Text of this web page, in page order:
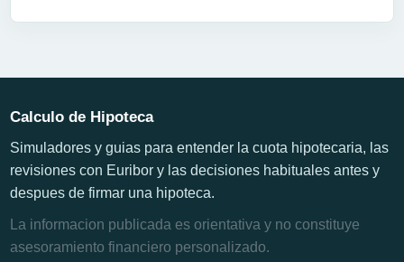
Calculo de Hipoteca
Simuladores y guias para entender la cuota hipotecaria, las
revisiones con Euribor y las decisiones habituales antes y
despues de firmar una hipoteca.
La informacion publicada es orientativa y no constituye
asesoramiento financiero personalizado.